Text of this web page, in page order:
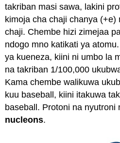
takriban masi sawa, lakini
kimoja cha chaji chanya (+e)
chaji. Chembe hizi zimejaa
ndogo mno katikati ya
ya kueneza, kiini ni umbo la
na takriban 1/100,000
Kama chembe walikuwa
kuu baseball, kiini itakuwa
baseball. Protoni na nyutroni
nucleons.